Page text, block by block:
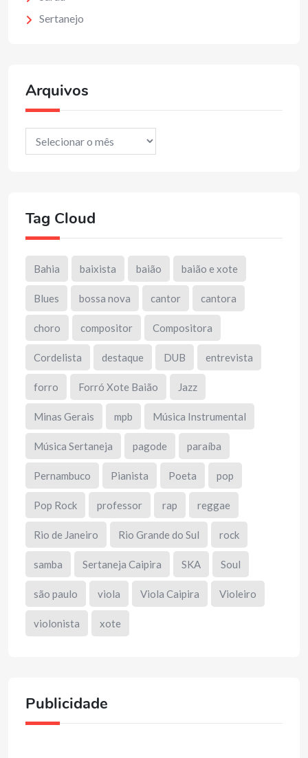
Sertanejo
Arquivos
Arquivos
Tag Cloud
Bahia baixista baião baião e xote
Blues bossa nova cantor cantora
choro compositor Compositora
Cordelista destaque DUB entrevista
forro Forró Xote Baião Jazz
Minas Gerais mpb Música Instrumental
Música Sertaneja pagode paraíba
Pernambuco Pianista Poeta pop
Pop Rock professor rap reggae
Rio de Janeiro Rio Grande do Sul rock
samba Sertaneja Caipira SKA Soul
são paulo viola Viola Caipira Violeiro
violonista xote
Publicidade